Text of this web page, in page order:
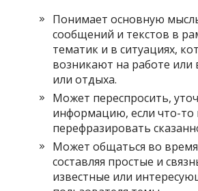
Понимает основную
сообщений и текстов в
тематик и в ситуациях,
возникают на работе или
или отдыха.
Может переспросить,
информацию, если что-то
перефразировать
Может общаться во
составляя простые и
известные или